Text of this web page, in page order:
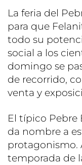
La feria del
para que
todo su
social a los
domingo se
de recorrido,
venta y
El típico
da nombre a
protagonismo.
temporada de